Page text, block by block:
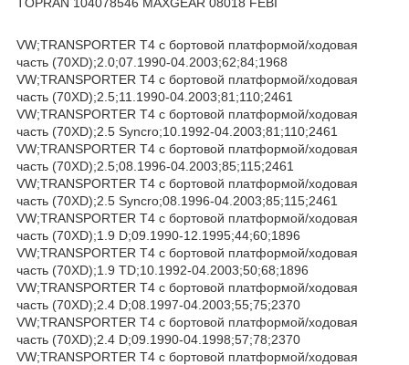
VW;TRANSPORTER T4 c бортовой платформой/ходовая
часть (70XD);2.0;07.1990-04.2003;62;84;1968
VW;TRANSPORTER T4 c бортовой платформой/ходовая
часть (70XD);2.5;11.1990-04.2003;81;110;2461
VW;TRANSPORTER T4 c бортовой платформой/ходовая
часть (70XD);2.5 Syncro;10.1992-04.2003;81;110;2461
VW;TRANSPORTER T4 c бортовой платформой/ходовая
часть (70XD);2.5;08.1996-04.2003;85;115;2461
VW;TRANSPORTER T4 c бортовой платформой/ходовая
часть (70XD);2.5 Syncro;08.1996-04.2003;85;115;2461
VW;TRANSPORTER T4 c бортовой платформой/ходовая
часть (70XD);1.9 D;09.1990-12.1995;44;60;1896
VW;TRANSPORTER T4 c бортовой платформой/ходовая
часть (70XD);1.9 TD;10.1992-04.2003;50;68;1896
VW;TRANSPORTER T4 c бортовой платформой/ходовая
часть (70XD);2.4 D;08.1997-04.2003;55;75;2370
VW;TRANSPORTER T4 c бортовой платформой/ходовая
часть (70XD);2.4 D;09.1990-04.1998;57;78;2370
VW;TRANSPORTER T4 c бортовой платформой/ходовая